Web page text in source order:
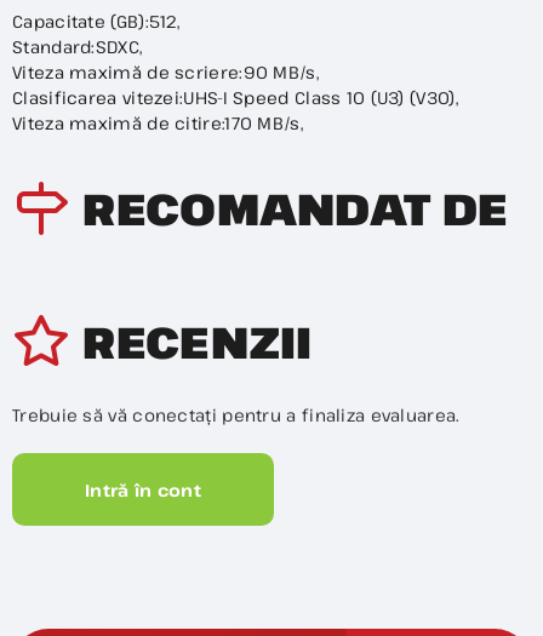
Capacitate (GB):512,
Standard:SDXC,
Viteza maximă de scriere:90 MB/s,
Clasificarea vitezei:UHS-I Speed Class 10 (U3) (V30),
Viteza maximă de citire:170 MB/s,
RECOMANDAT DE
RECENZII
Trebuie să vă conectați pentru a finaliza evaluarea.
Intră în cont